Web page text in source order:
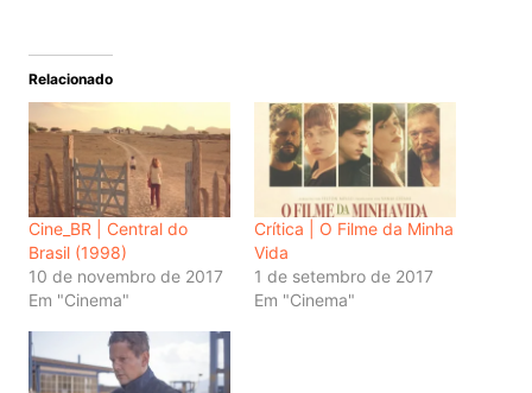
Relacionado
Cine_BR | Central do
Brasil (1998)
10 de novembro de 2017
Em "Cinema"
Crítica | O Filme da Minha
Vida
1 de setembro de 2017
Em "Cinema"